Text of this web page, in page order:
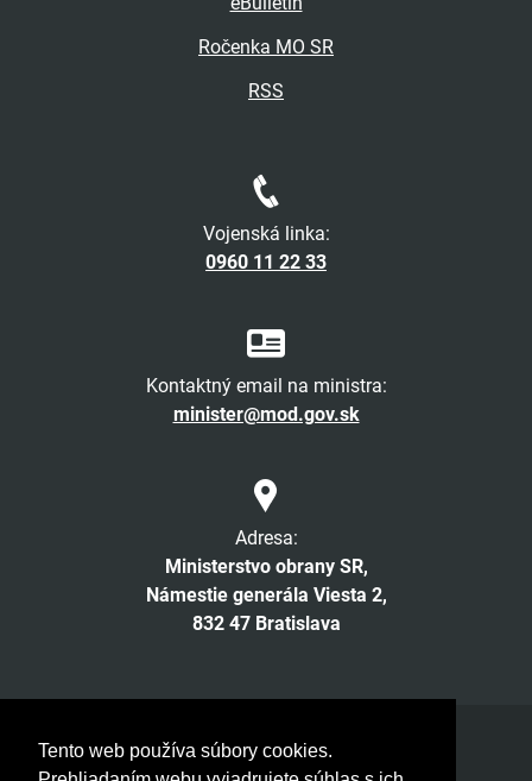
Tento web používa súbory cookies.
Ročenka MO SR
RSS
Vojenská linka:
0960 11 22 33
Kontaktný email na ministra:
minister@mod.gov.sk
Adresa:
Ministerstvo obrany SR,
Námestie generála Viesta 2,
832 47 Bratislava
Facebook
TwitterInstagram
YouTube